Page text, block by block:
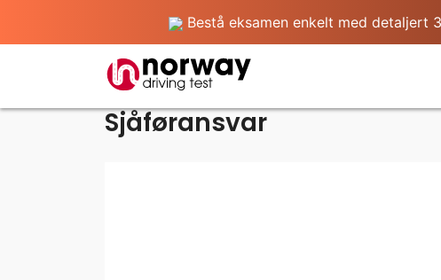
Bestå eksamen enkelt med
Sjåføransvar